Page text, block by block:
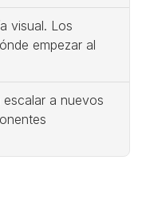
visual. Los
empezar al
a nuevos